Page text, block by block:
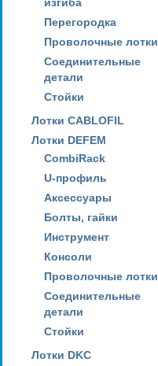
Перегородка
Проволочные лотки
Соединительные
детали
Стойки
Лотки CABLOFIL
Лотки DEFEM
CombiRack
U-профиль
Аксессуары
Болты, гайки
Инструмент
Консоли
Проволочные лотки
Соединительные
детали
Стойки
Лотки DKC